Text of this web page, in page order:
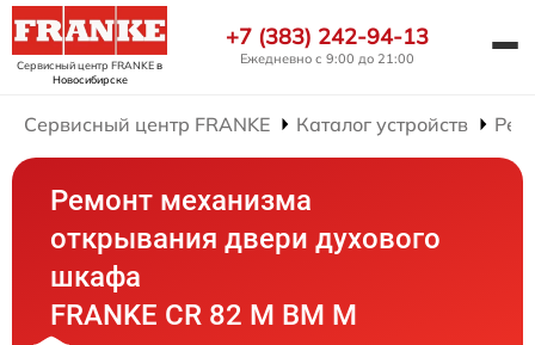
Сервисный центр FRANKEв
Новосибирске
+7 (383) 242-94-13
Ежедневно с 9:00 до 21:00
Сервисный центр FRANKE Каталог устройств
Ремонт механизма
открывания двери духового
шкафа
FRANKE CR 82 M BM M